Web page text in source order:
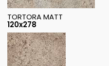
TORTORA MATT
120x278